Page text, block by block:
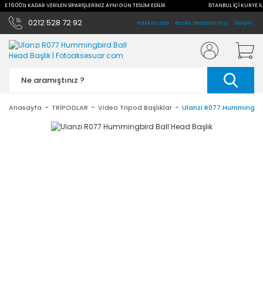
16:00'a KADAR VERİLEN SİPARİŞLERİNİZ AYNI GÜN TESLİM EDİLİR. İSTANBUL İÇİ KURYE
0212 528 72 92 Hakkımızda Banka Hesaplarımız İletişim
Anasayfa TRİPODLAR Video Tripod Başlıklar Ulanzi R077